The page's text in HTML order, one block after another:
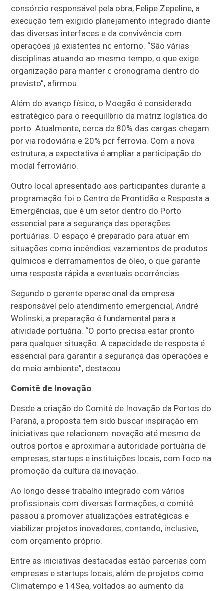
consórcio responsável pela obra, Felipe Zepeline, a
execução tem exigido planejamento integrado diante
das diversas interfaces e da convivência com
operações já existentes no entorno. “São várias
disciplinas atuando ao mesmo tempo, o que exige
organização para manter o cronograma dentro do
previsto”, afirmou.
Além do avanço físico, o Moegão é considerado
estratégico para o reequilíbrio da matriz logística do
porto. Atualmente, cerca de 80% das cargas chegam
por via rodoviária e 20% por ferrovia. Com a nova
estrutura, a expectativa é ampliar a participação do
modal ferroviário.
Outro local apresentado aos participantes durante a
programação foi o Centro de Prontidão e Resposta a
Emergências, que é um setor dentro do Porto
essencial para a segurança das operações
portuárias. O espaço é preparado para atuar em
situações como incêndios, vazamentos de produtos
químicos e derramamentos de óleo, o que garante
uma resposta rápida a eventuais ocorrências.
Segundo o gerente operacional da empresa
responsável pelo atendimento emergencial, André
Wolinski, a preparação é fundamental para a
atividade portuária. “O porto precisa estar pronto
para qualquer situação. A capacidade de resposta é
essencial para garantir a segurança das operações e
do meio ambiente”, destacou.
Comitê de Inovação
Desde a criação do Comitê de Inovação da Portos do
Paraná, a proposta tem sido buscar inspiração em
iniciativas que relacionem inovação até mesmo de
outros portos e aproximar a autoridade portuária de
empresas, startups e instituições locais, com foco na
promoção da cultura da inovação.
Ao longo desse trabalho integrado com vários
profissionais com diversas formações, o comitê
passou a promover atualizações estratégicas e
viabilizar projetos inovadores, contando, inclusive,
com orçamento próprio.
Entre as iniciativas destacadas estão parcerias com
empresas e startups locais, além de projetos como
Climatempo e 14Sea, voltados ao aumento da